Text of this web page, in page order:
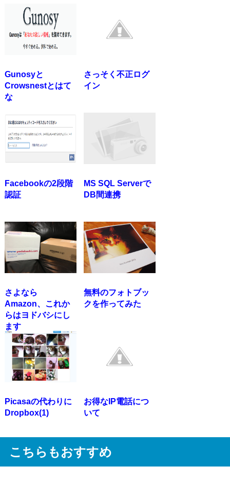
Gunosyと
Crowsnestとはて
な
さっそく不正ログ
イン
Facebookの2段階
認証
MS SQL Serverで
DB間連携
さよなら
Amazon、これか
らはヨドバシにし
ます
無料のフォトブッ
クを作ってみた
Picasaの代わりに
Dropbox(1)
お得なIP電話につ
いて
こちらもおすすめ